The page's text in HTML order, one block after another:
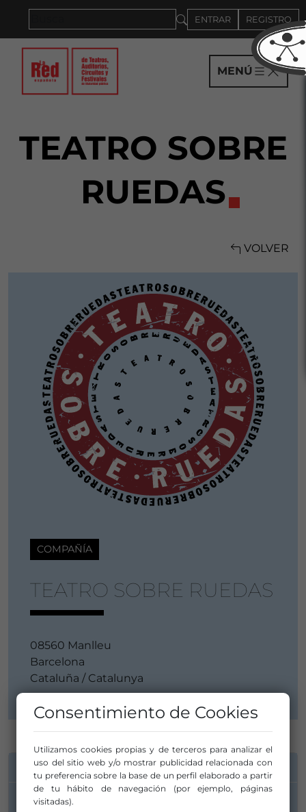
ENTRAR REGISTRO
MENÚ
TEATRO SOBRE
RUEDAS
VOLVER
COMPAÑÍA
TEATRO SOBRE RUEDAS
08560 Manlleu
Barcelona
Cataluña / Catalunya
INFORMACIÓN DE CONTACTO
Consentimiento de Cookies
Utilizamos cookies propias y de terceros para analizar el
uso del sitio web y/o mostrar publicidad relacionada con
tu preferencia sobre la base de un perfil elaborado a partir
de tu hábito de navegación (por ejemplo, páginas
visitadas).